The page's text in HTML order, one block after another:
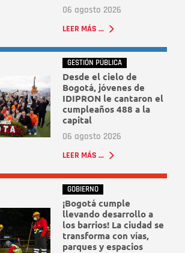
06 agosto 2026
LEER MÁS ...
GESTIÓN PÚBLICA
Desde el cielo de
Bogotá, jóvenes de
IDIPRON le cantaron el
cumpleaños 488 a la
capital
06 agosto 2026
LEER MÁS ...
GOBIERNO
¡Bogotá cumple
llevando desarrollo a
los barrios! La ciudad se
transforma con vías,
parques y espacios